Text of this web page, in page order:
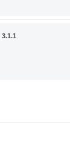
3.1.1